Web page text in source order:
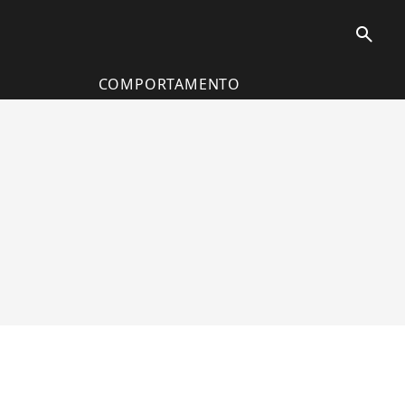
search
COMPORTAMENTO